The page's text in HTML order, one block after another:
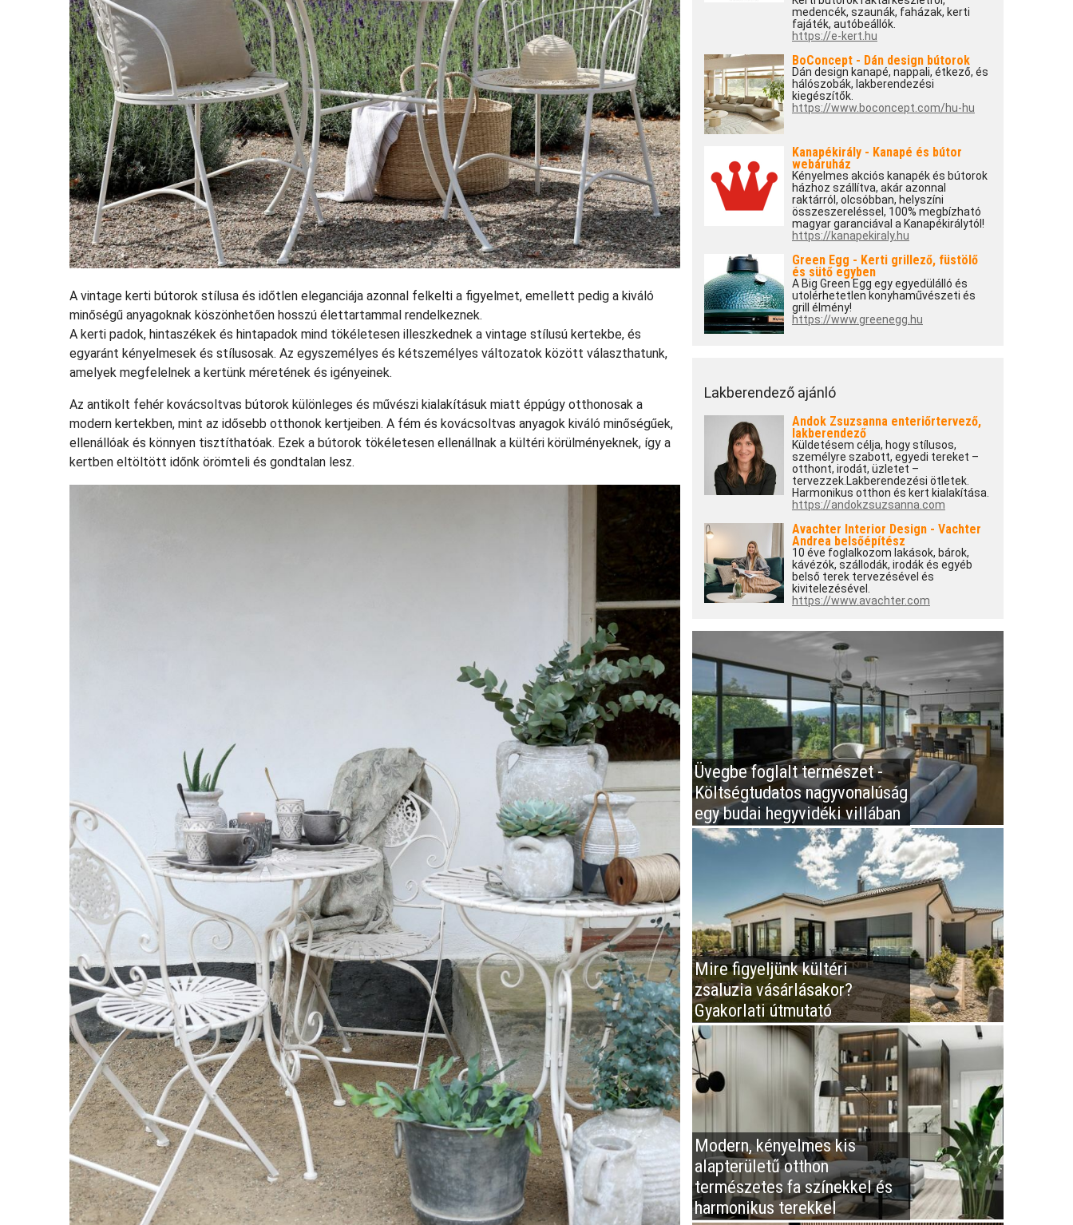
A vintage kerti bútorok stílusa és időtlen eleganciája azonnal felkelti a figyelmet, emellett pedig a kiváló
minőségű anyagoknak köszönhetően hosszú élettartammal rendelkeznek.
A kerti padok, hintaszékek és hintapadok mind tökéletesen illeszkednek a vintage stílusú kertekbe, és
egyaránt kényelmesek és stílusosak. Az egyszemélyes és kétszemélyes változatok között választhatunk,
amelyek megfelelnek a kertünk méretének és igényeinek.
Az antikolt fehér kovácsoltvas bútorok különleges és művészi kialakításuk miatt éppúgy otthonosak a
modern kertekben, mint az idősebb otthonok kertjeiben. A fém és kovácsoltvas anyagok kiváló minőségűek,
ellenállóak és könnyen tisztíthatóak. Ezek a bútorok tökéletesen ellenállnak a kültéri körülményeknek, így a
kertben eltöltött időnk örömteli és gondtalan lesz.
medencék, szaunák, faházak, kerti
fajáték, autóbeállók.
https://e-kert.hu
BoConcept - Dán design bútorok
Dán design kanapé, nappali, étkező, és
hálószobák, lakberendezési
kiegészítők.
https://www.boconcept.com/hu-hu
Kanapékirály - Kanapé és bútor
webáruház
Kényelmes akciós kanapék és bútorok
házhoz szállítva, akár azonnal
raktárról, olcsóbban, helyszíni
összeszereléssel, 100% megbízható
magyar garanciával a Kanapékirálytól!
https://kanapekiraly.hu
Green Egg - Kerti grillező, füstölő
és sütő egyben
A Big Green Egg egy egyedülálló és
utolérhetetlen konyhaművészeti és
grill élmény!
https://www.greenegg.hu
Lakberendező ajánló
Andok Zsuzsanna enteriőrtervező,
lakberendező
Küldetésem célja, hogy stílusos,
személyre szabott, egyedi tereket –
otthont, irodát, üzletet –
tervezzek.Lakberendezési ötletek.
Harmonikus otthon és kert kialakítása.
https://andokzsuzsanna.com
Avachter Interior Design - Vachter
Andrea belsőépítész
10 éve foglalkozom lakások, bárok,
kávézók, szállodák, irodák és egyéb
belső terek tervezésével és
kivitelezésével.
https://www.avachter.com
Üvegbe foglalt természet -
Költségtudatos nagyvonalúság
egy budai hegyvidéki villában
Mire figyeljünk kültéri
zsaluzia vásárlásakor?
Gyakorlati útmutató
Modern, kényelmes kis
alapterületű otthon
természetes fa színekkel és
harmonikus terekkel